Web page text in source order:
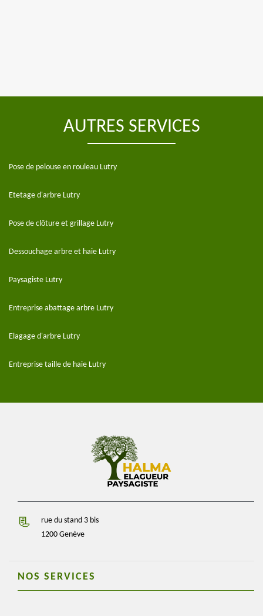
AUTRES SERVICES
Pose de pelouse en rouleau Lutry
Etetage d'arbre Lutry
Pose de clôture et grillage Lutry
Dessouchage arbre et haie Lutry
Paysagiste Lutry
Entreprise abattage arbre Lutry
Elagage d'arbre Lutry
Entreprise taille de haie Lutry
rue du stand 3 bis
1200 Genève
NOS SERVICES